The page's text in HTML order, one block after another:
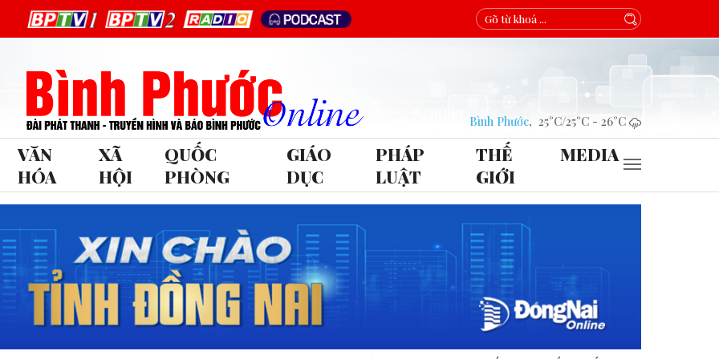
Bình Phước, 25°C/25°C - 26°C
VĂN
HÓA
XÃ
HỘI
QUỐC
PHÒNG
GIÁO
DỤC
PHÁP
LUẬT
THẾ
GIỚI
MEDIA